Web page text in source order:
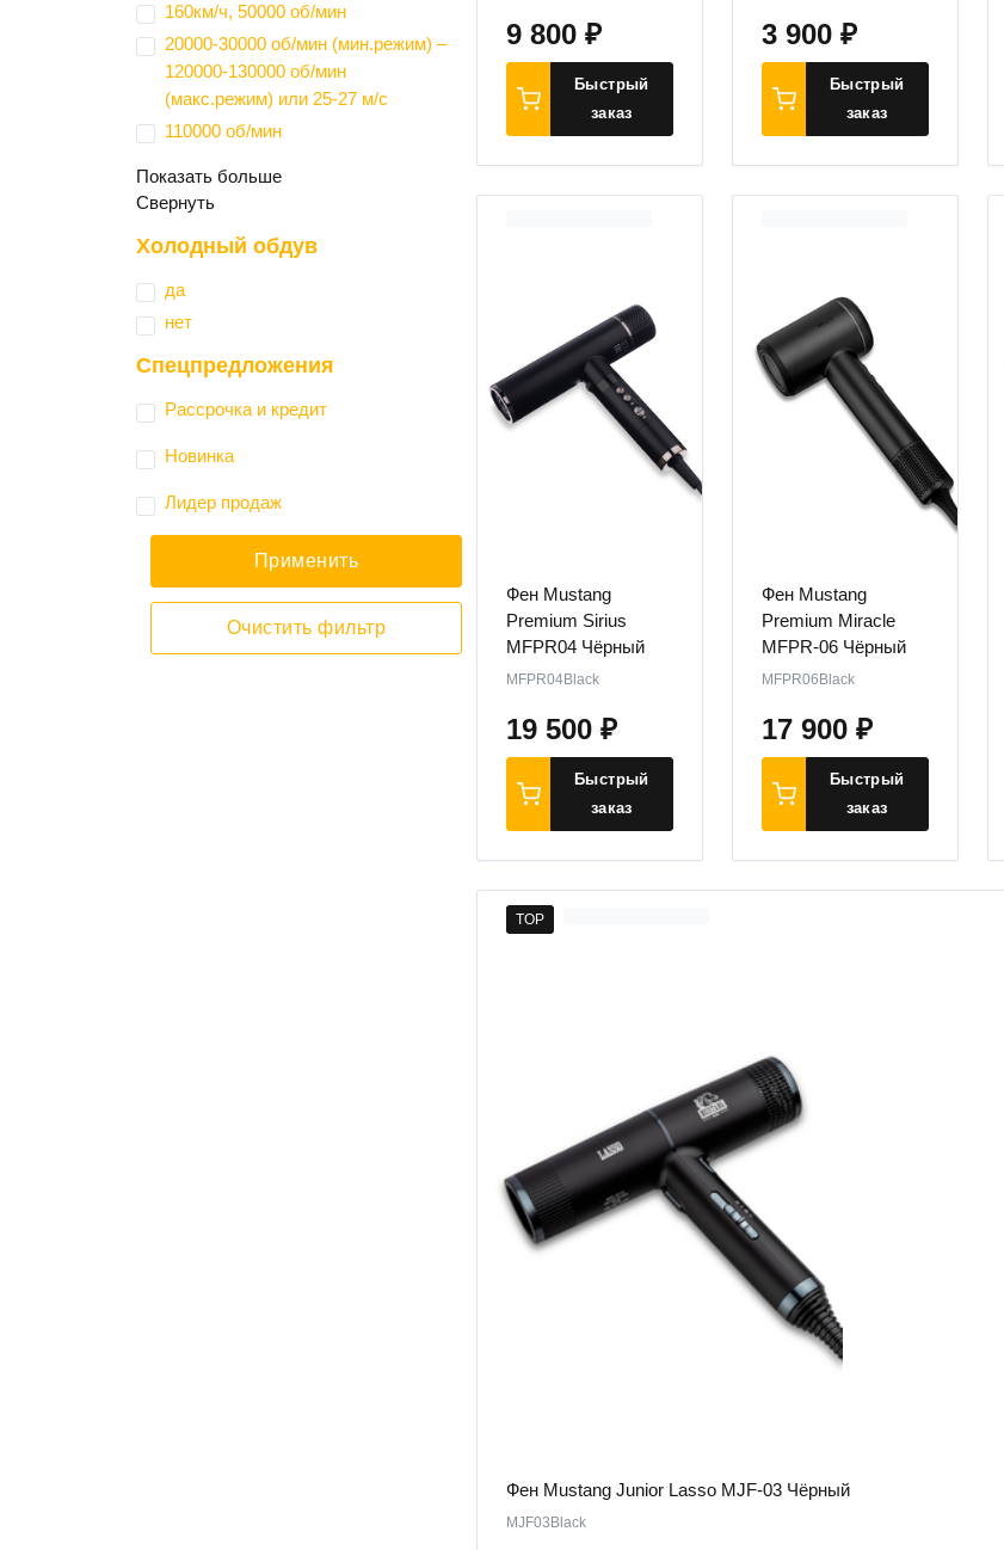
160км/ч, 50000 об/мин
20000-30000 об/мин (мин.режим) –
120000-130000 об/мин
(макс.режим) или 25-27 м/с
110000 об/мин
Показать больше
Свернуть
Холодный обдув
да
нет
Спецпредложения
Рассрочка и кредит
Новинка
Лидер продаж
Очистить фильтр
Применить
9 800 ₽
Быстрый
заказ
3 900 ₽
Быстрый
заказ
Фен Mustang
Premium Sirius
MFPR04 Чёрный
MFPR04Black
19 500 ₽
Быстрый
заказ
Фен Mustang
Premium Miracle
MFPR-06 Чёрный
MFPR06Black
17 900 ₽
Быстрый
заказ
TOP
Фен Mustang Junior Lasso MJF-03 Чёрный
MJF03Black